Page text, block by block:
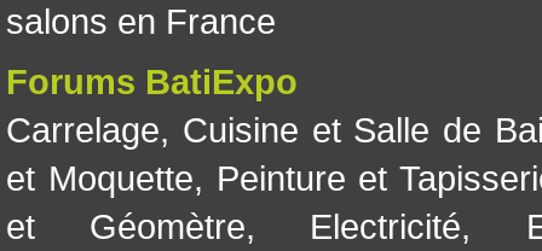
salons en France
Forums BatiExpo
Carrelage, Cuisine et Salle de
et Moquette, Peinture et
et Géomètre, Electricité,